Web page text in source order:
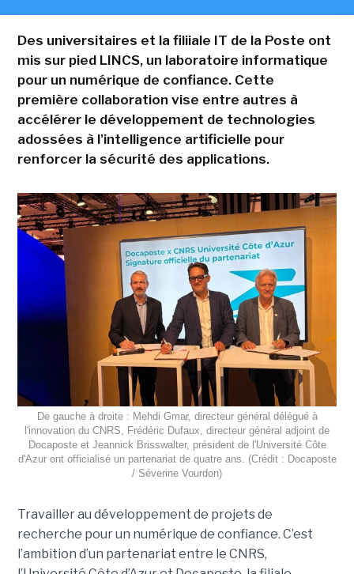
Des universitaires et la filiiale IT de la Poste ont
mis sur pied LINCS, un laboratoire informatique
pour un numérique de confiance. Cette
première collaboration vise entre autres à
accélérer le développement de technologies
adossées à l'intelligence artificielle pour
renforcer la sécurité des applications.
De gauche à droite : Mehdi Gmar, directeur général délégué à
l'innovation du CNRS, Frédéric Dufaux, directeur général adjoint de
Docaposte et Jeannick Brisswalter, président de l'Université Côte
d'Azur ont officialisé un partenariat de quatre ans. (Crédit : Docaposte
/ Séverine Vourdon)
Travailler au développement de projets de
recherche pour un numérique de confiance. C’est
l’ambition d’un partenariat entre le CNRS,